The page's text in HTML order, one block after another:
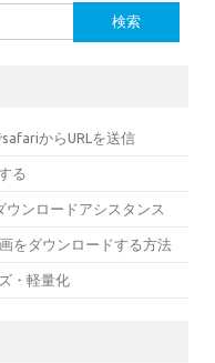
からURLを送信
る
ウンロードアシスタンス
をダウンロードする方法
・軽量化